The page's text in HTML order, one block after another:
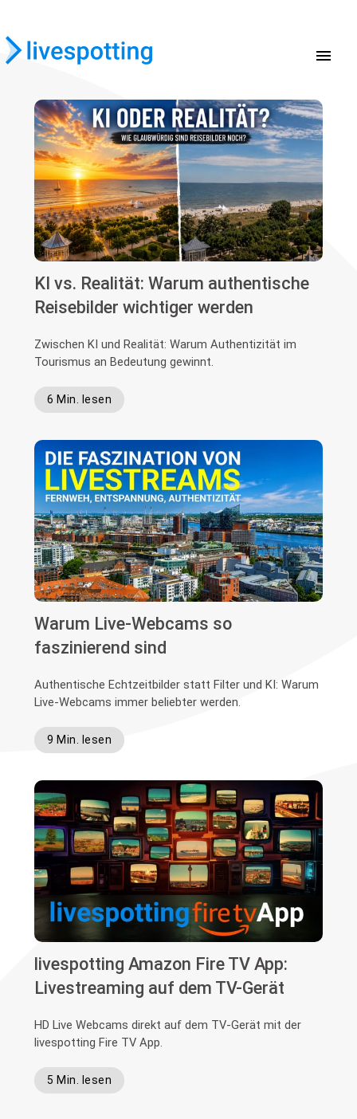
menu
KI vs. Realität: Warum authentische
Reisebilder wichtiger werden
Zwischen KI und Realität: Warum Authentizität im
Tourismus an Bedeutung gewinnt.
6 Min. lesen
Warum Live-Webcams so
faszinierend sind
Authentische Echtzeitbilder statt Filter und KI: Warum
Live-Webcams immer beliebter werden.
9 Min. lesen
livespotting Amazon Fire TV App:
Livestreaming auf dem TV-Gerät
HD Live Webcams direkt auf dem TV-Gerät mit der
livespotting Fire TV App.
5 Min. lesen